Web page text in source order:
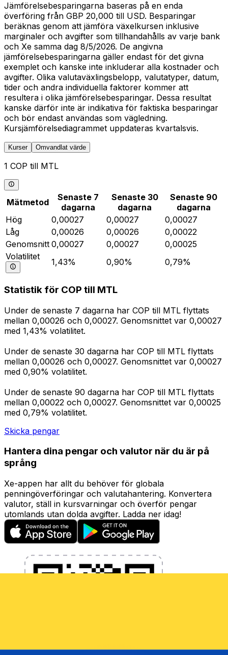
Jämförelsebesparingarna baseras på en enda
överföring från GBP 20,000 till USD. Besparingar
beräknas genom att jämföra växelkursen inklusive
marginaler och avgifter som tillhandahålls av varje bank
och Xe samma dag 8/5/2026. De angivna
jämförelsebesparingarna gäller endast för det givna
exemplet och kanske inte inkluderar alla kostnader och
avgifter. Olika valutaväxlingsbelopp, valutatyper, datum,
tider och andra individuella faktorer kommer att
resultera i olika jämförelsebesparingar. Dessa resultat
kanske därför inte är indikativa för faktiska besparingar
och bör endast användas som vägledning.
Kursjämförelsediagrammet uppdateras kvartalsvis.
Kurser Omvandlat värde
1 COP till MTL
Mätmetod
Senaste 7
dagarna
Senaste 30
dagarna
Senaste 90
dagarna
Hög
0,00027 0,00027
0,00027
Låg
0,00026 0,00026
0,00022
Genomsnitt 0,00027 0,00027
0,00025
Volatilitet
1,43% 0,90% 0,79%
Statistik för COP till MTL
Under de senaste 7 dagarna har COP till MTL flyttats
mellan 0,00026 och 0,00027. Genomsnittet var 0,00027
med 1,43% volatilitet.
Under de senaste 30 dagarna har COP till MTL flyttats
mellan 0,00026 och 0,00027. Genomsnittet var 0,00027
med 0,90% volatilitet.
Under de senaste 90 dagarna har COP till MTL flyttats
mellan 0,00022 och 0,00027. Genomsnittet var 0,00025
med 0,79% volatilitet.
Skicka pengar
Hantera dina pengar och valutor när du är på
språng
Xe-appen har allt du behöver för globala
penningöverföringar och valutahantering. Konvertera
valutor, ställ in kursvarningar och överför pengar
utomlands utan dolda avgifter. Ladda ner idag!